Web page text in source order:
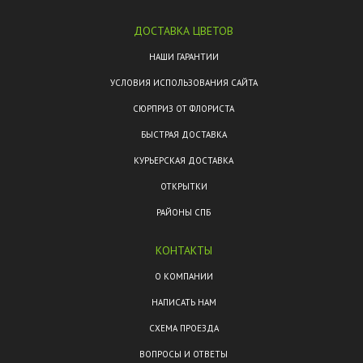
ДОСТАВКА ЦВЕТОВ
НАШИ ГАРАНТИИ
УСЛОВИЯ ИСПОЛЬЗОВАНИЯ САЙТА
СЮРПРИЗ ОТ ФЛОРИСТА
БЫСТРАЯ ДОСТАВКА
КУРЬЕРСКАЯ ДОСТАВКА
ОТКРЫТКИ
РАЙОНЫ СПБ
КОНТАКТЫ
О КОМПАНИИ
НАПИСАТЬ НАМ
СХЕМА ПРОЕЗДА
ВОПРОСЫ И ОТВЕТЫ